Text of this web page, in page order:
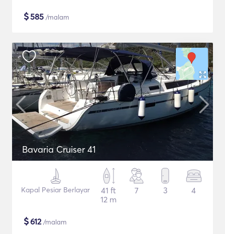
$585 /malam
Bavaria Cruiser 41
Kapal Pesiar Berlayar
41 ft
12 m
7 3 4
$612/malam